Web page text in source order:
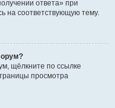
ответа» при
на соответствующую тему.
щёлкните по ссылке
просмотра